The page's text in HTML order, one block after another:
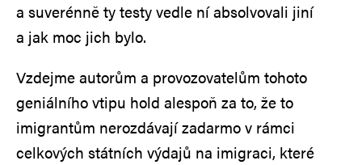
a suverénně ty testy vedle ní absolvovali jiní
a jak moc jich bylo.
Vzdejme autorům a provozovatelům tohoto
geniálního vtipu hold alespoň za to, že to
imigrantům nerozdávají zadarmo v rámci
celkových státních výdajů na imigraci, které